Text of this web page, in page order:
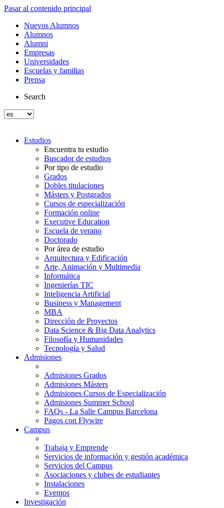
Pasar al contenido principal
Nuevos Alumnos
Alumnos
Alumni
Empresas
Universidades
Escuelas y familias
Prensa
Search
Estudios
Encuentra tu estudio
Buscador de estudios
Por tipo de estudio
Grados
Dobles titulaciones
Másters y Postgrados
Cursos de especialización
Formación online
Executive Education
Escuela de verano
Doctorado
Por área de estudio
Arquitectura y Edificación
Arte, Animación y Multimedia
Informática
Ingenierías TIC
Inteligencia Artificial
Business y Management
MBA
Dirección de Proyectos
Data Science & Big Data Analytics
Filosofía y Humanidades
Tecnología y Salud
Admisiones
Admisiones Grados
Admisiones Másters
Admisiones Cursos de Especialización
Admisiones Summer School
FAQs - La Salle Campus Barcelona
Pagos con Flywire
Campus
Trabaja y Emprende
Servicios de información y gestión académica
Servicios del Campus
Asociaciones y clubes de estudiantes
Instalaciones
Eventos
Investigación